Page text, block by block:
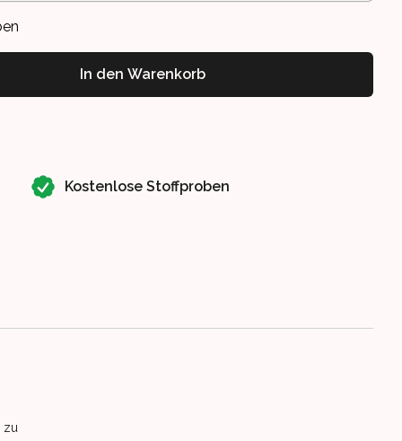
In den Warenkorb
Kostenlose Stoffproben
zu